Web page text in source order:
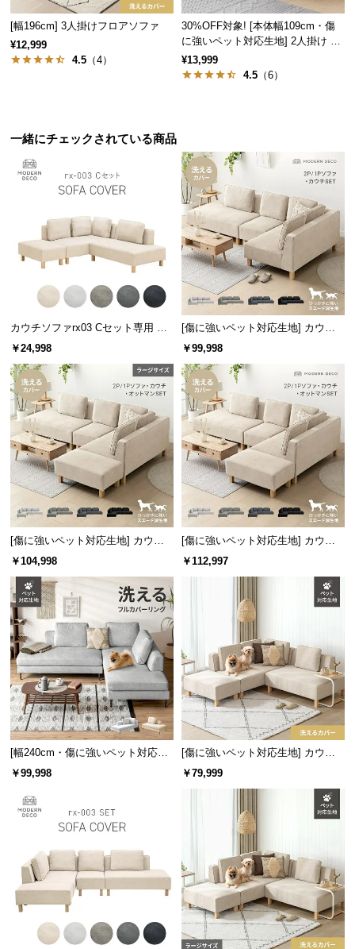
保
証
に
つ
会
員
規
い
お
客
様
サ
ポ
ー
ト
ら
せ
ブ
ロ
グ
企
業
情
報
D セット
[幅196cm] 3人掛けフロアソファ
¥12,999
4.5 （4）
30%OFF対象! [本体幅109cm・傷
に強いペット対応生地] 2人掛け コ
ンパクトソファ ポケット付き
¥13,999
4.5 （6）
一緒にチェックされている商品
カウチソファrx03 Cセット専用 交
換用カバー カウチ+2P+オットマン
￥24,998
[傷に強いペット対応生地] カウチ
ソファセット 組替自由自在（カウ
￥99,998
[傷に強いペット対応生地] カウチ
ソファセット 組替自由自在（カウ
￥104,998
[傷に強いペット対応生地] カウチ
ソファセット 組替自由自在（カウ
￥112,997
[幅240cm・傷に強いペット対応生
地] 3人掛けカウチソファ レイアウ
￥99,998
[傷に強いペット対応生地] カウチ
ソファセット 組替自由自在
￥79,999